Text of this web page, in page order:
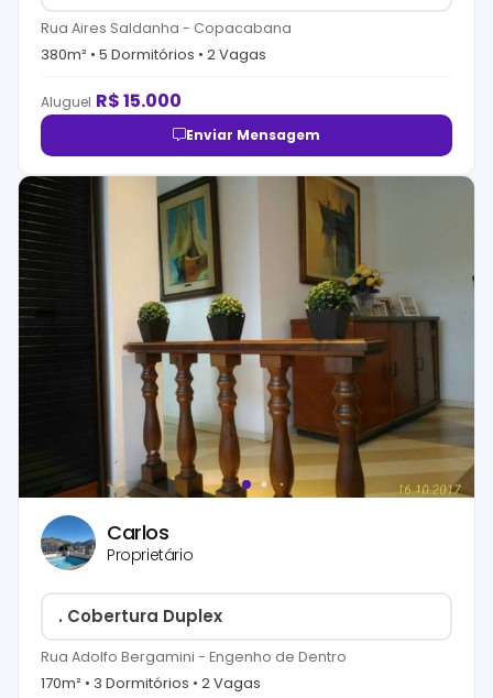
Rua Aires Saldanha - Copacabana
380m² • 5 Dormitórios • 2Vagas
Aluguel R$15.000
Enviar Mensagem
Carlos
Proprietário
. Cobertura Duplex
Rua Adolfo Bergamini - Engenho de Dentro
170m² • 3 Dormitórios • 2Vagas